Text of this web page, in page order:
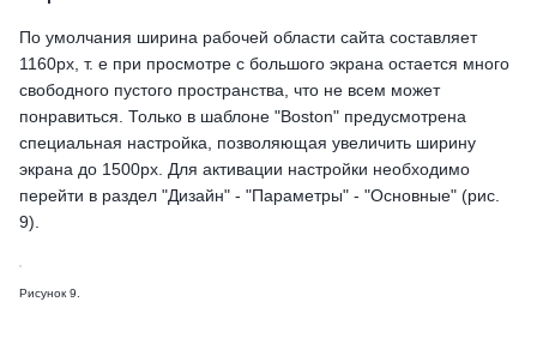
По умолчания ширина рабочей области сайта составляет
1160px, т. е при просмотре с большого экрана остается много
свободного пустого пространства, что не всем может
понравиться. Только в шаблоне "Boston" предусмотрена
специальная настройка, позволяющая увеличить ширину
экрана до 1500px. Для активации настройки необходимо
перейти в раздел "Дизайн" - "Параметры" - "Основные" (рис.
9).
Рисунок 9.